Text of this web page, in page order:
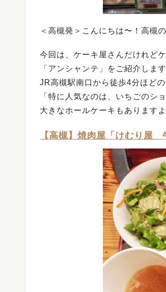
＜高槻発＞こんにちは〜！高槻
今回は、ケーキ屋さんだけれど
「アンシャンテ」をご紹介します
JR高槻駅南口から徒歩4分ほど
「特に人気なのは、いちごのシ
大きなホールケーキもありますよ
【高槻】焼肉屋「けむり屋